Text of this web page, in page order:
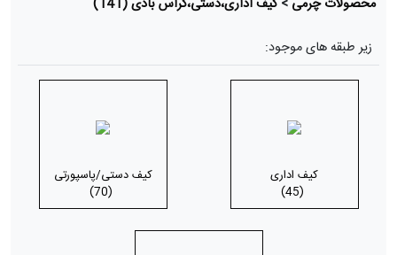
محصولات چرمی >کیف اداری،دستی،کراس بادی(141)
زیر طبقه های موجود:
کیف اداری
(45)
کیف دستی/پاسپورتی
(70)